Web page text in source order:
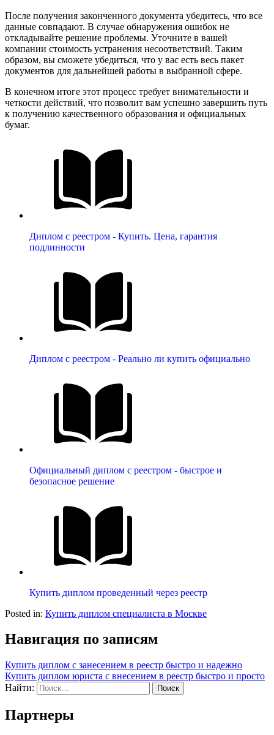
После получения законченного документа убедитесь, что все
данные совпадают. В случае обнаружения ошибок не
откладывайте решение проблемы. Уточните в вашей
компании стоимость устранения несоответствий. Таким
образом, вы сможете убедиться, что у вас есть весь пакет
документов для дальнейшей работы в выбранной сфере.
В конечном итоге этот процесс требует внимательности и
четкости действий, что позволит вам успешно завершить путь
к получению качественного образования и официальных
бумаг.
Диплом с реестром - Купить. Цена, гарантия
подлинности
Диплом с реестром - Реально ли купить официально
Официальный диплом с реестром - быстрое и
безопасное решение
Купить диплом проведенный через реестр
Posted in: Купить диплом специалиста в Москве
Навигация по записям
Купить диплом с занесением в реестр быстро и надежно
Купить диплом юриста с внесением в реестр быстро и просто
Найти:
Партнеры